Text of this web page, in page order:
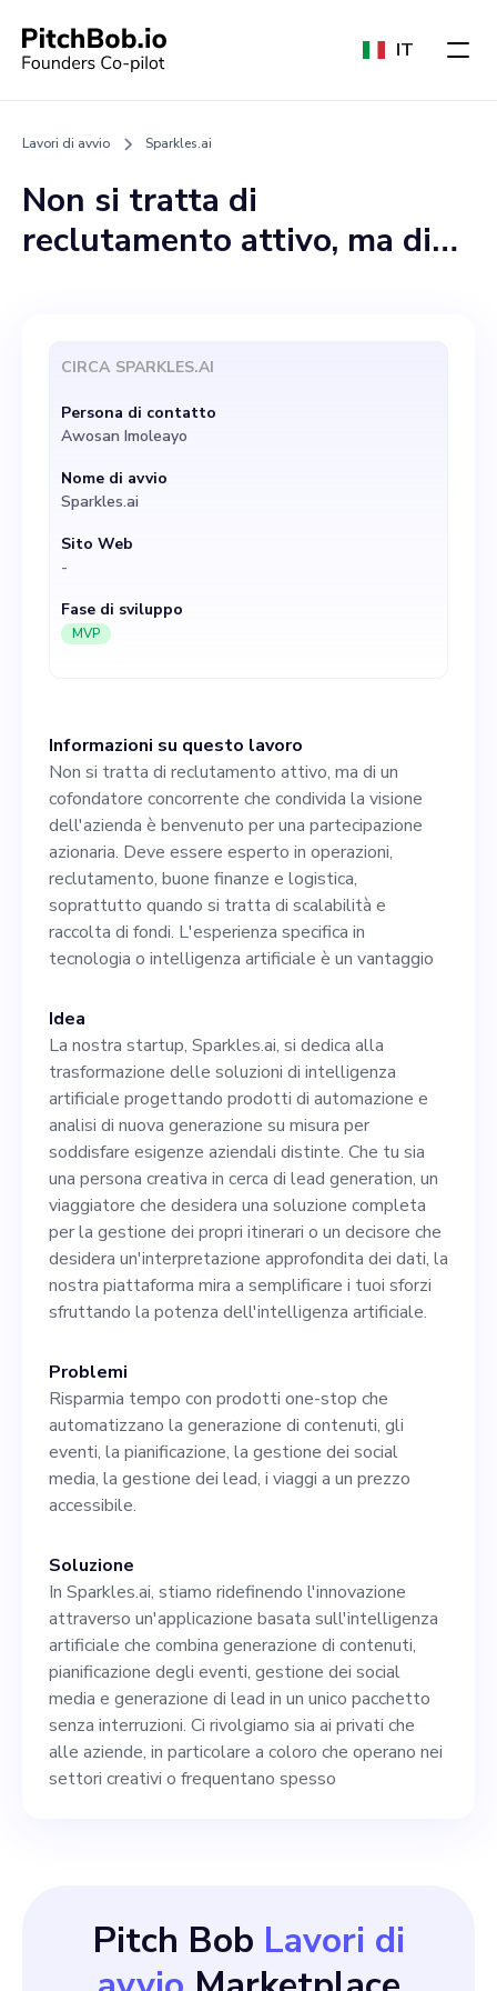
IT
Lavori di avvio Sparkles.ai
Non si tratta di
reclutamento attivo, ma di
dell'azienda è benvenuto per
una partecipazione azionaria.
Deve essere esperto in
operazioni, reclutamento,
buone finanze e logistica,
soprattutto quando si tratta
di scalabilità e raccolta di
fondi. L'esperienza specifica
Informazioni su questo lavoro
Non si tratta di reclutamento attivo, ma di un
cofondatore concorrente che condivida la visione
dell'azienda è benvenuto per una partecipazione
azionaria. Deve essere esperto in operazioni,
reclutamento, buone finanze e logistica,
soprattutto quando si tratta di scalabilità e
raccolta di fondi. L'esperienza specifica in
tecnologia o intelligenza artificiale è un vantaggio
Idea
La nostra startup, Sparkles.ai, si dedica alla
trasformazione delle soluzioni di intelligenza
artificiale progettando prodotti di automazione e
analisi di nuova generazione su misura per
soddisfare esigenze aziendali distinte. Che tu sia
una persona creativa in cerca di lead generation, un
viaggiatore che desidera una soluzione completa
per la gestione dei propri itinerari o un decisore che
desidera un'interpretazione approfondita dei dati, la
nostra piattaforma mira a semplificare i tuoi sforzi
sfruttando la potenza dell'intelligenza artificiale.
Problemi
Risparmia tempo con prodotti one-stop che
automatizzano la generazione di contenuti, gli
eventi, la pianificazione, la gestione dei social
media, la gestione dei lead, i viaggi a un prezzo
accessibile.
Soluzione
In Sparkles.ai, stiamo ridefinendo l'innovazione
attraverso un'applicazione basata sull'intelligenza
artificiale che combina generazione di contenuti,
pianificazione degli eventi, gestione dei social
media e generazione di lead in un unico pacchetto
senza interruzioni. Ci rivolgiamo sia ai privati che
alle aziende, in particolare a coloro che operano nei
settori creativi o frequentano spesso
CIRCA SPARKLES.AI
Persona di contatto
Awosan Imoleayo
Nome di avvio
Sparkles.ai
Sito Web
-
Fase di sviluppo
MVP
Pitch Bob Lavori di